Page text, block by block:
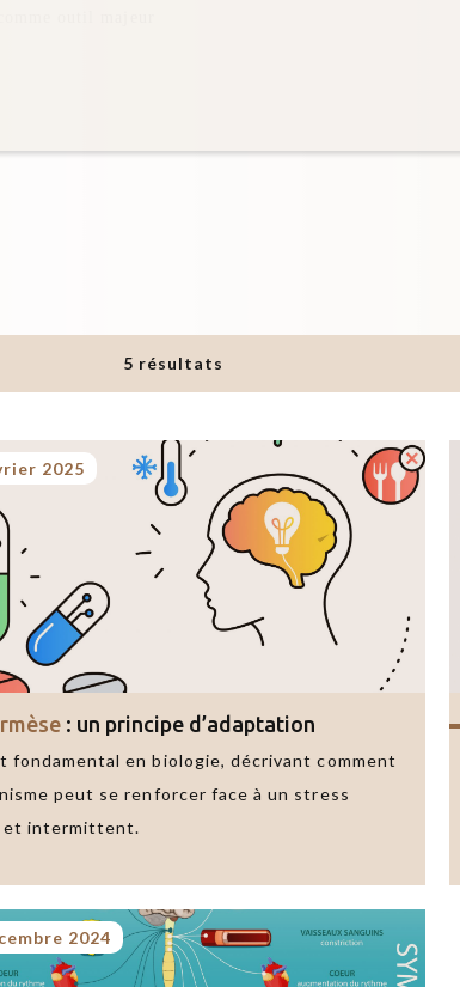
5 résultats
: un principe d’adaptation
2025
fondamental en biologie, décrivant comment
peut se renforcer face à un stress
et intermittent.
2024